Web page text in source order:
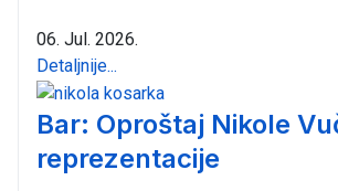
06. Jul. 2026.
Detaljnije...
Bar: Oproštaj Nikole
reprezentacije